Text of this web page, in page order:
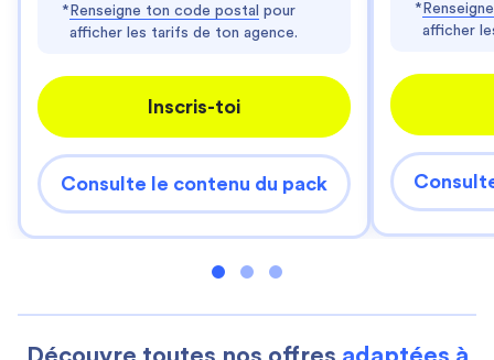
* Renseigne ton code postal pour
afficher les tarifs de ton agence.
Inscris-toi
Consulte le contenu du pack
*
afficher